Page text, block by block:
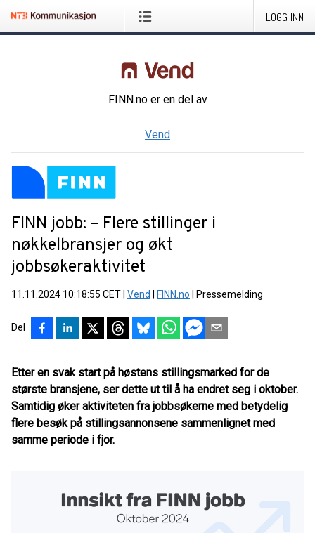
LOGG INN
FINN.no er en del av
Vend
FINN jobb: – Flere stillinger i
nøkkelbransjer og økt
jobbsøkeraktivitet
11.11.2024 10:18:55 CET Vend FINN.no Pressemelding
Del
Etter en svak start på høstens stillingsmarked for de
største bransjene, ser dette ut til å ha endret seg i oktober.
Samtidig øker aktiviteten fra jobbsøkerne med betydelig
flere besøk på stillingsannonsene sammenlignet med
samme periode i fjor.